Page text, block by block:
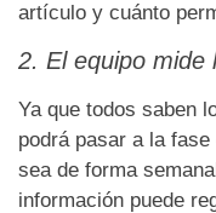
artículo y cuánto
2. El equipo mide
Ya que todos saben
podrá pasar a la
sea de forma
información puede